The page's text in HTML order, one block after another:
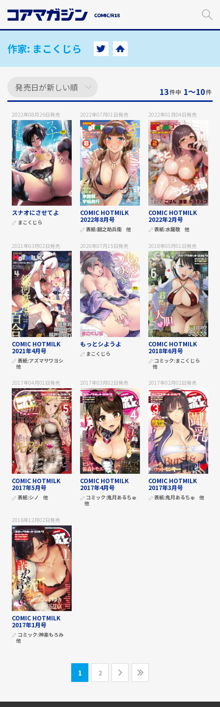
ン
作家: まこくじら
13件中 1〜10件
2022年08月26日発売
スナオにさせてよ
まこくじら
2022年07月01日発売
COMIC HOTMILK
2022年8月号
表紙:腿之助兵衛 他
2022年01月04日発売
COMIC HOTMILK
2022年2月号
表紙:水龍敬 他
2021年03月02日発売
COMIC HOTMILK
2021年4月号
表紙:アズマサワヨシ
他
2020年07月15日発売
もっとシようよ
まこくじら
2018年05月01日発売
COMIC HOTMILK
2018年6月号
コミック:まこくじら
他
2017年04月01日発売
COMIC HOTMILK
2017年5月号
表紙:シノ 他
2017年03月02日発売
COMIC HOTMILK
2017年4月号
コミック:鬼月あるちゅ
他
2017年02月02日発売
COMIC HOTMILK
2017年3月号
表紙:鬼月あるちゅ 他
2016年12月02日発売
COMIC HOTMILK
2017年1月号
コミック:神楽もろみ
他
1 2